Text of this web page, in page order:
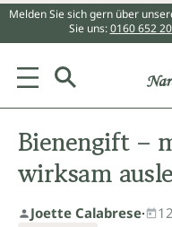
springen
Melden Sie sich gern über
Sie uns:0160 652
Bienengift –
wirksam
Joette Calabrese·